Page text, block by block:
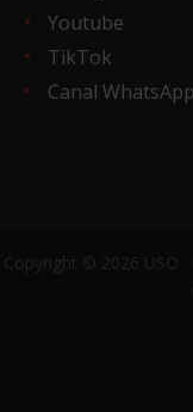
Youtube
TikTok
Canal WhatsApp
Copyright © 2026 USO ·